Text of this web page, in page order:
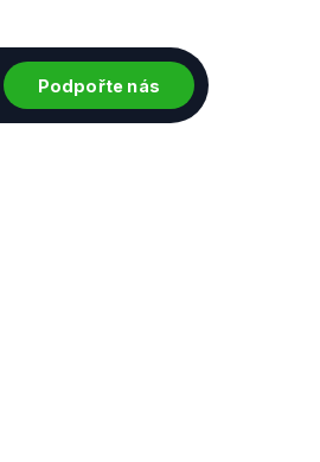
Podpořte nás